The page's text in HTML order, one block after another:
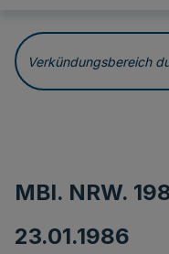
Verkündungsbereich
MBl. NRW.
23.01.1986